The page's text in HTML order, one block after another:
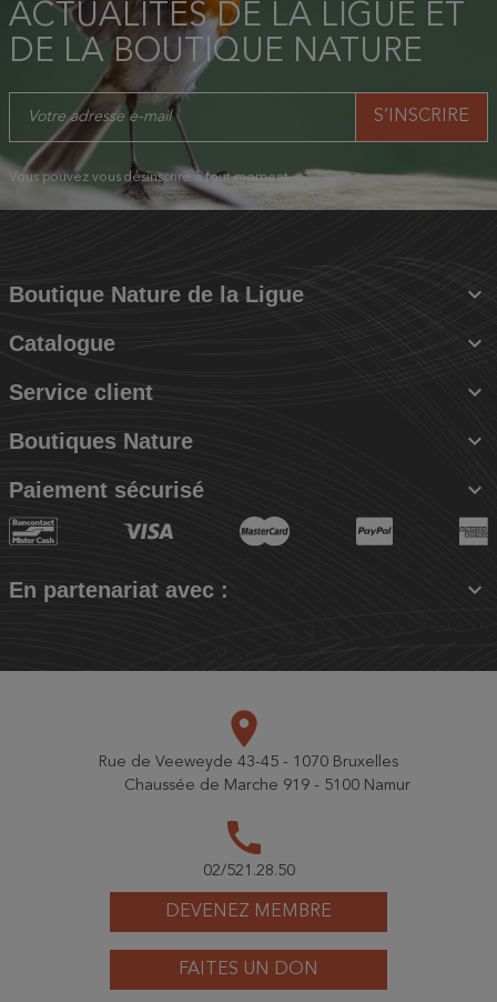
ACTUALITÉS DE LA LIGUE ET
DE LA BOUTIQUE NATURE
Vous pouvez vous désinscrire à tout moment.
Boutique Nature de la Ligue 
Catalogue 
Service client 
Boutiques Nature 
Paiement sécurisé 
En partenariat avec : 
DEVENEZ MEMBRE
FAITES UN DON
place
Rue de Veeweyde 43-45 - 1070 Bruxelles
Chaussée de Marche 919 - 5100 Namur
call
02/521.28.50